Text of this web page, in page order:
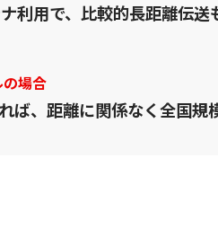
利用で、比較的長距離伝送
場合
ば、距離に関係なく全国規